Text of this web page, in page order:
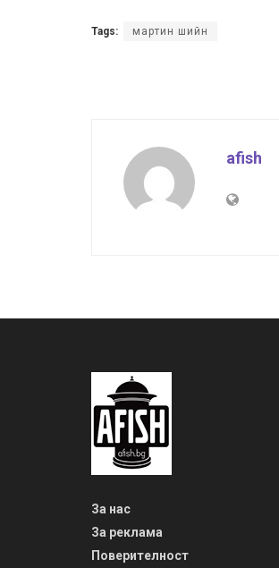
Tags: мартин шийн
afish
За нас
За реклама
Поверителност